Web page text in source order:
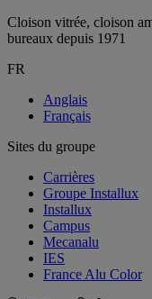
Cloison vitrée, cloison
bureaux depuis 1971
FR
Anglais
Français
Sites du groupe
Carrières
Groupe Installux
Installux
Campus
Mecanalu
IES
France Alu Color